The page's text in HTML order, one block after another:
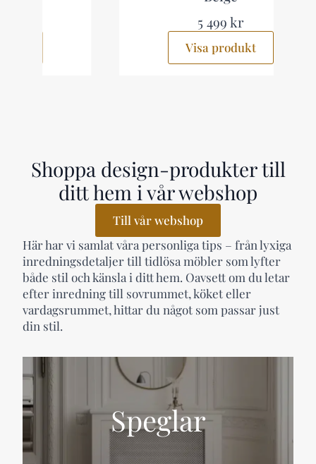
Visa produkt
Speglar
Shoppa design-produkter till
ditt hem i vår webshop
Till vår webshop
Här har vi samlat våra personliga tips – från lyxiga
inredningsdetaljer till tidlösa möbler som lyfter
både stil och känsla i ditt hem. Oavsett om du letar
efter inredning till sovrummet, köket eller
vardagsrummet, hittar du något som passar just
din stil.